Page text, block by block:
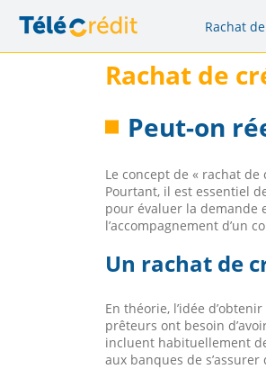
Rachat
Rachat de
Peut-on
Le concept de « rachat
Pourtant, il est essentiel
pour évaluer la demande
l’accompagnement d’un
Un rachat de
En théorie, l’idée
prêteurs ont besoin
incluent habituellement
aux banques de